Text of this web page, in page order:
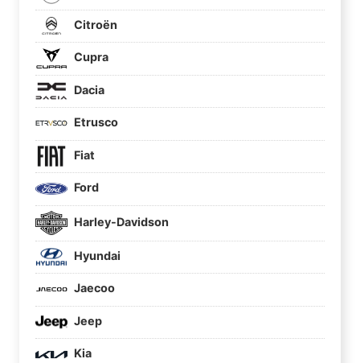
Citroën
Cupra
Dacia
Etrusco
Fiat
Ford
Harley-Davidson
Hyundai
Jaecoo
Jeep
Kia